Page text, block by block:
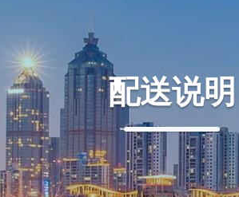
配送说明